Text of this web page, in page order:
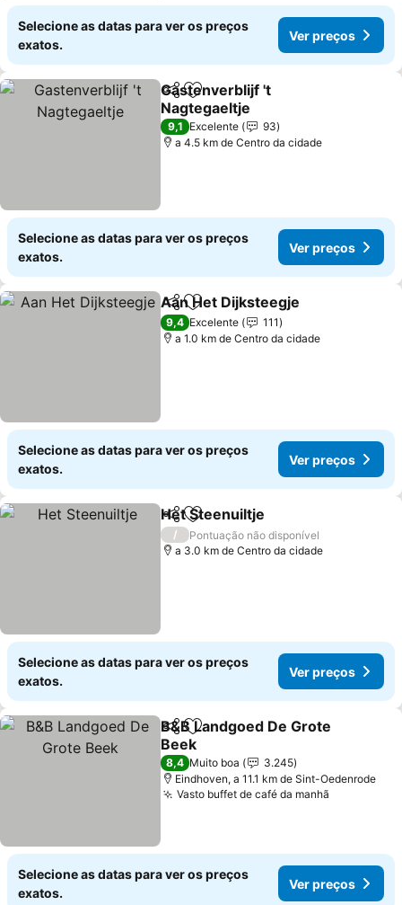
Selecione as datas para ver os preços
exatos.
Ver preços
PartilharAdicionar aos favoritos
Gastenverblijf 't
Nagtegaeltje
9,1 Excelente
93
a 4.5 km de Centro da cidade
Selecione as datas para ver os preços
exatos.
Ver preços
PartilharAdicionar aos favoritos
Aan Het Dijksteegje
9,4 Excelente
111
a 1.0 km de Centro da cidade
Selecione as datas para ver os preços
exatos.
Ver preços
PartilharAdicionar aos favoritos
Het Steenuiltje
/
Pontuação não disponível
a 3.0 km de Centro da cidade
Selecione as datas para ver os preços
exatos.
Ver preços
PartilharAdicionar aos favoritos
B&B Landgoed De Grote
Beek
8,4 Muito boa
3.245
Eindhoven, a 11.1 km de Sint-Oedenrode
Vasto buffet de café da manhã
Selecione as datas para ver os preços
exatos.
Ver preços